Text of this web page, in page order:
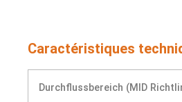
Caractéristiques
Durchflussbereich (MID